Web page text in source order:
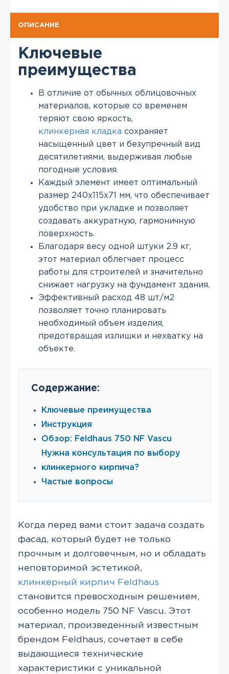
ОПИСАНИЕ
Ключевые
преимущества
В отличие от обычных облицовочных
материалов, которые со временем
теряют свою яркость,
клинкерная кладка сохраняет
насыщенный цвет и безупречный вид
десятилетиями, выдерживая любые
погодные условия.
Каждый элемент имеет оптимальный
размер 240x115x71 мм, что обеспечивает
удобство при укладке и позволяет
создавать аккуратную, гармоничную
поверхность.
Благодаря весу одной штуки 2.9 кг,
этот материал облегчает процесс
работы для строителей и значительно
снижает нагрузку на фундамент здания.
Эффективный расход 48 шт/м2
позволяет точно планировать
необходимый объем изделия,
предотвращая излишки и нехватку на
объекте.
Содержание:
Ключевые преимущества
Инструкция
Обзор: Feldhaus 750 NF Vascu
Нужна консультация по выбору
клинкерного кирпича?
Частые вопросы
Когда перед вами стоит задача создать
фасад, который будет не только
прочным и долговечным, но и обладать
неповторимой эстетикой,
клинкерный кирпич Feldhaus
становится превосходным решением,
особенно модель 750 NF Vascu. Этот
материал, произведенный известным
брендом Feldhaus, сочетает в себе
выдающиеся технические
характеристики с уникальной